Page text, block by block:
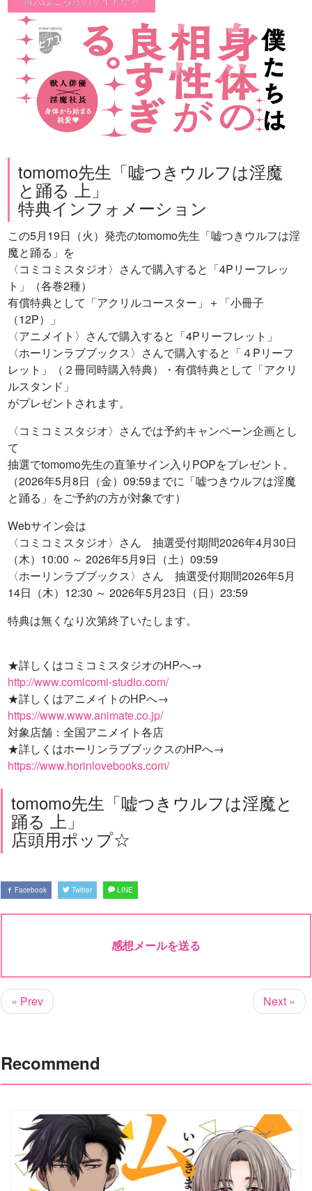
tomomo先生「嘘つきウルフは淫魔
と踊る 上」
特典インフォメーション
この5月19日（火）発売のtomomo先生「嘘つきウルフは淫
魔と踊る」を
〈コミコミスタジオ〉さんで購入すると「4Pリーフレッ
ト」（各巻2種）
有償特典として「アクリルコースター」＋「小冊子
（12P）」
〈アニメイト〉さんで購入すると「4Pリーフレット」
〈ホーリンラブブックス〉さんで購入すると「４Pリーフ
レット」（２冊同時購入特典）・有償特典として「アクリ
ルスタンド」
がプレゼントされます。
〈コミコミスタジオ〉さんでは予約キャンペーン企画とし
て
抽選でtomomo先生の直筆サイン入りPOPをプレゼント。
（2026年5月8日（金）09:59までに「嘘つきウルフは淫魔
と踊る」をご予約の方が対象です）
Webサイン会は
〈コミコミスタジオ〉さん 抽選受付期間2026年4月30日
（木）10:00 ～ 2026年5月9日（土）09:59
〈ホーリンラブブックス〉さん 抽選受付期間2026年5月
14日（木）12:30 ～ 2026年5月23日（日）23:59
特典は無くなり次第終了いたします。
★詳しくはコミコミスタジオのHPへ→
http://www.comicomi-studio.com/
★詳しくはアニメイトのHPへ→
https://www.www.animate.co.jp/
対象店舗：全国アニメイト各店
★詳しくはホーリンラブブックスのHPへ→
https://www.horinlovebooks.com/
tomomo先生「嘘つきウルフは淫魔と
踊る 上」
店頭用ポップ☆
Facebook Twitter LINE
感想メールを送る
« Prev Next »
Recommend